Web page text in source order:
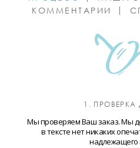
КОММЕНТАРИИ
1.
Мы проверяем Ваш заказ. Мы
в тексте нет никаких
надлежащего